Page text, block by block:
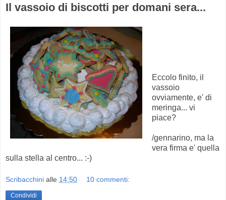
Il vassoio di biscotti per domani sera...
Eccolo finito, il
vassoio
ovviamente, e' di
meringa... vi
piace?
/gennarino, ma la
vera firma e' quella
sulla stella al centro... :-)
Scribacchini alle 14:50 10 commenti:
Condividi